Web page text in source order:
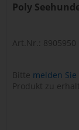
Poly
Art.Nr.: 8905950
Bitte melden
Produkt zu